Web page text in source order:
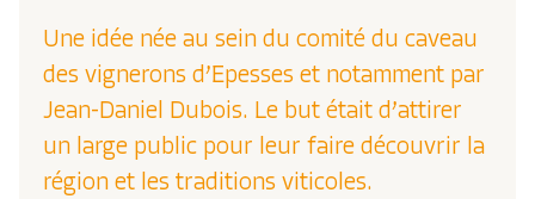
Une idée née au sein du comité du caveau
des vignerons d’Epesses et notamment par
Jean-Daniel Dubois. Le but était d’attirer
un large public pour leur faire découvrir la
région et les traditions viticoles.